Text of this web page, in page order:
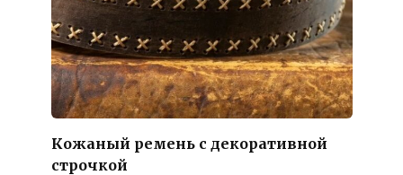
Кожаный ремень с декоративной
строчкой